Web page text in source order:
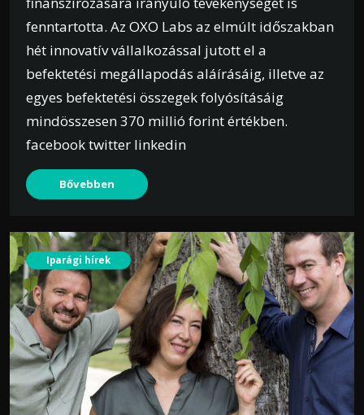
fenntartotta. Az OXO Labs az elmúlt időszakban
hét innovatív vállalkozással jutott el a
befektetési megállapodás aláírásáig, illetve az
egyes befektetési összegek folyósításáig
mindösszesen 370 millió forint értékben.
facebook twitter linkedin
Bővebben
Iparági hírek